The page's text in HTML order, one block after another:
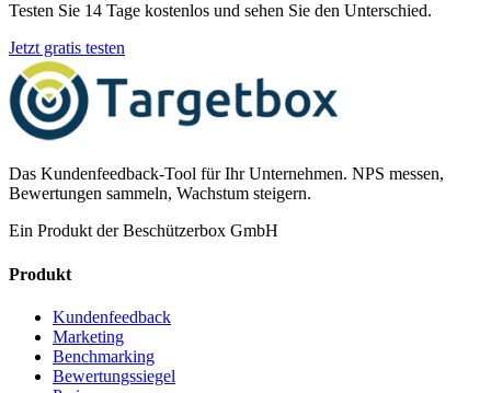
Testen Sie 14 Tage kostenlos und sehen Sie den Unterschied.
Jetzt gratis testen
Das Kundenfeedback-Tool für Ihr Unternehmen. NPS messen,
Bewertungen sammeln, Wachstum steigern.
Ein Produkt der Beschützerbox GmbH
Produkt
Kundenfeedback
Marketing
Benchmarking
Bewertungssiegel